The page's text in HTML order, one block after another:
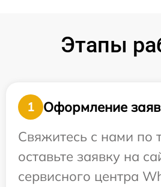
Этапы
1
Оформление
Свяжитесь с нами по
оставьте заявку на
сервисного центра